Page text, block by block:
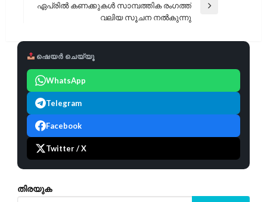
Next
ഏപ്രിൽ കണക്കുകൾ സാമ്പത്തിക രംഗത്ത്
വലിയ സൂചന നൽകുന്നു
ഷെയർ ചെയ്യൂ
WhatsApp
Telegram
Facebook
Twitter / X
തിരയുക